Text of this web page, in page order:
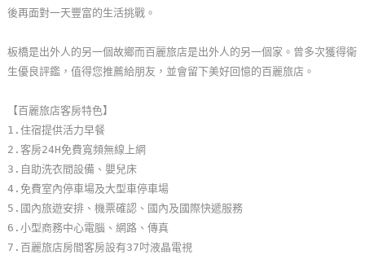
顧
服
務
顧
客
滿
意
度
後再面對一天豐富的生活挑戰。
板橋是出外人的另一個故鄉而百麗旅店是出外人的另一個家。曾多次獲得衛
生優良評鑑，值得您推薦給朋友，並會留下美好回憶的百麗旅店。
【百麗旅店客房特色】
1.住宿提供活力早餐
2.客房24H免費寬頻無線上網
3.自助洗衣間設備、嬰兒床
4.免費室內停車場及大型車停車場
5.國內旅遊安排、機票確認、國內及國際快遞服務
6.小型商務中心電腦、網路、傳真
7.百麗旅店房間客房設有37吋液晶電視